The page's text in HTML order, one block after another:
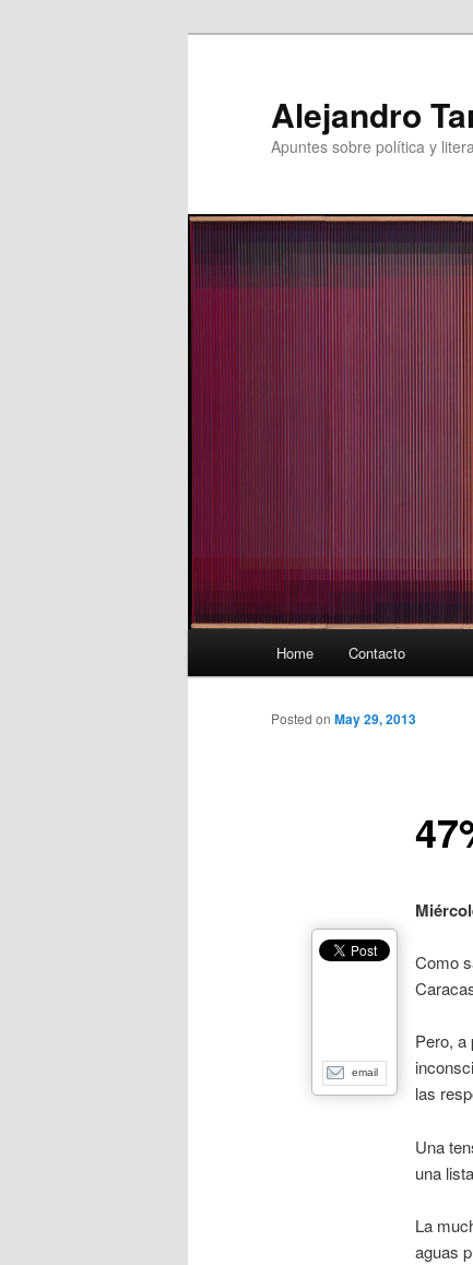
Alejandro
Apuntes sobre política y
Home Contacto
Posted on May 29, 2013
Como
Pero, a
las
Una
una
La
aguas
email